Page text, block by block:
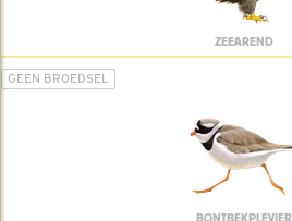
ZEEAREND
GEEN BROEDSEL